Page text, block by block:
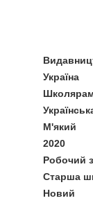
Україна
М'який
2020
Робочий
Старша
Новий